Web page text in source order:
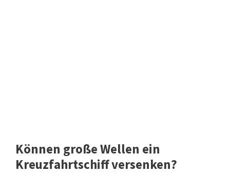
Können große Wellen ein
Kreuzfahrtschiff versenken?